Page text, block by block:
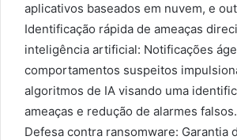
aplicativos baseados em nuvem, e
Identificação rápida de ameaças
inteligência artificial: Notificações
comportamentos suspeitos
algoritmos de IA visando uma
ameaças e redução de alarmes falsos.
Defesa contra ransomware: Garantia